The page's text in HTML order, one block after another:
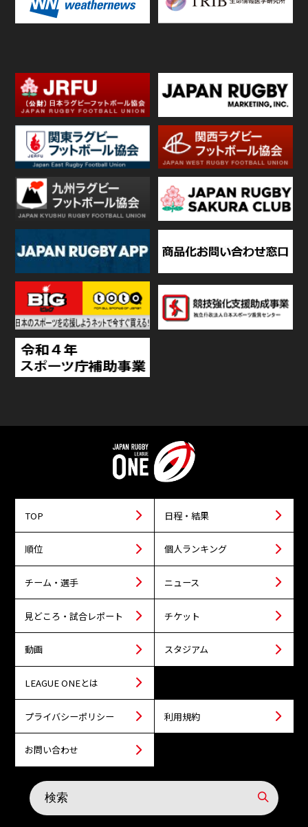
TOP 日程・結果
順位 個人ランキング
チーム・選手 ニュース
見どころ・試合レポート チケット
動画 スタジアム
LEAGUE ONEとは
プライバシーポリシー 利用規約
お問い合わせ